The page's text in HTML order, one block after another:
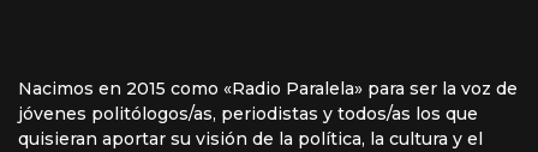
Nacimos en 2015 como «Radio Paralela» para ser la voz de
jóvenes politólogos/as, periodistas y todos/as los que
quisieran aportar su visión de la política, la cultura y el